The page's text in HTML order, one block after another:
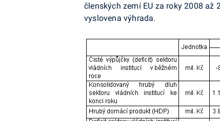
členských zemí EU za roky 2008
vyslovena výhrada.